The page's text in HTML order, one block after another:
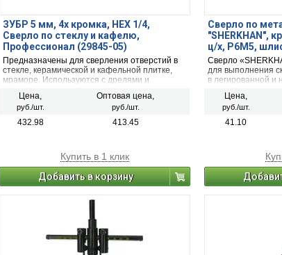
ЗУБР 5 мм, 4х кромка, HEX 1/4,
Сверло по стеклу и кафелю,
Профессионал (29845-05)
Предназначены для сверления отверстий в
стекле, керамической и кафельной плитке,
мраморе. Используются с дрелями и
сверления.
Цена,
руб./шт.
Оптовая цена,
руб./шт.
432.98 413.45
Купить в 1 клик
Добавить в корзину
Сверло по
"SHERKHAN",
ц/х, Р6М5,
парооксид/
Сверло
для выполнения
в легированной и
на основе железа,
металле.
Цена,
руб./шт.
41.10